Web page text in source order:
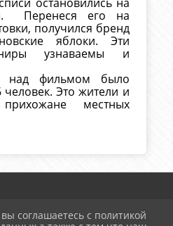
Перенеся его на
получился бренд
яблоки. Эти
узнаваемы и
над фильмом было
человек. Это жители и
местных
соглашаетесь с политикой